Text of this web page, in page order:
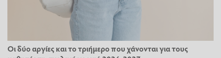
Οι δύο αργίες και το τριήμερο που χάνονται για τους